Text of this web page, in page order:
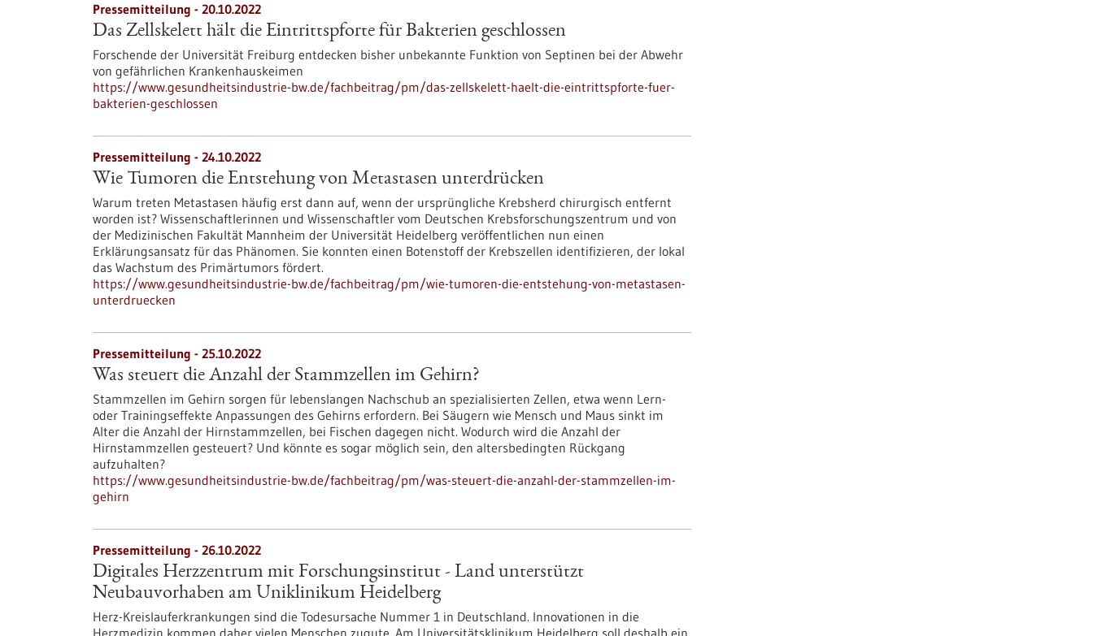
Pressemitteilung - 20.10.2022
Das Zellskelett hält die Eintrittspforte für Bakterien geschlossen
Forschende der Universität Freiburg entdecken bisher unbekannte Funktion von Septinen bei der Abwehr
von gefährlichen Krankenhauskeimen
https://www.gesundheitsindustrie-bw.de/fachbeitrag/pm/das-zellskelett-haelt-die-eintrittspforte-fuer-
bakterien-geschlossen
Pressemitteilung - 24.10.2022
Wie Tumoren die Entstehung von Metastasen unterdrücken
Warum treten Metastasen häufig erst dann auf, wenn der ursprüngliche Krebsherd chirurgisch entfernt
worden ist? Wissenschaftlerinnen und Wissenschaftler vom Deutschen Krebsforschungszentrum und von
der Medizinischen Fakultät Mannheim der Universität Heidelberg veröffentlichen nun einen
Erklärungsansatz für das Phänomen. Sie konnten einen Botenstoff der Krebszellen identifizieren, der lokal
das Wachstum des Primärtumors fördert.
https://www.gesundheitsindustrie-bw.de/fachbeitrag/pm/wie-tumoren-die-entstehung-von-metastasen-
unterdruecken
Pressemitteilung - 25.10.2022
Was steuert die Anzahl der Stammzellen im Gehirn?
Stammzellen im Gehirn sorgen für lebenslangen Nachschub an spezialisierten Zellen, etwa wenn Lern-
oder Trainingseffekte Anpassungen des Gehirns erfordern. Bei Säugern wie Mensch und Maus sinkt im
Alter die Anzahl der Hirnstammzellen, bei Fischen dagegen nicht. Wodurch wird die Anzahl der
Hirnstammzellen gesteuert? Und könnte es sogar möglich sein, den altersbedingten Rückgang
aufzuhalten?
https://www.gesundheitsindustrie-bw.de/fachbeitrag/pm/was-steuert-die-anzahl-der-stammzellen-im-
gehirn
Pressemitteilung - 26.10.2022
Digitales Herzzentrum mit Forschungsinstitut - Land unterstützt
Neubauvorhaben am Uniklinikum Heidelberg
Herz-Kreislauferkrankungen sind die Todesursache Nummer 1 in Deutschland. Innovationen in die
Herzmedizin kommen daher vielen Menschen zugute. Am Universitätsklinikum Heidelberg soll deshalb ein